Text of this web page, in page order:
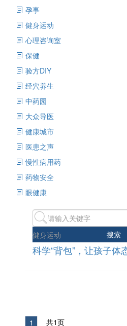
孕事
健身运动
心理咨询室
保健
验方DIY
经穴养生
中药园
大众导医
健康城市
医患之声
慢性病用药
药物安全
眼健康
搜索
健身运动
科学“背包”，让孩子体
1 共1页